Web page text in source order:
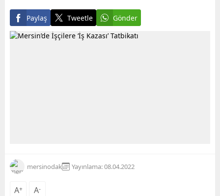
Paylaş Tweetle Gönder
mersinodak Yayınlama: 08.04.2022
A+ A-